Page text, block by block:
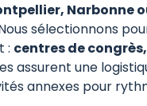
Narbonne
sélectionnons
: centres de
assurent une
annexes pour